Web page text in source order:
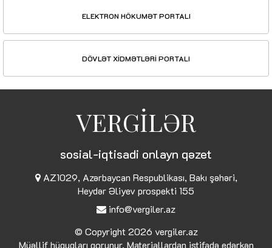
ELEKTRON HÖKUMƏT PORTALI
DÖVLƏT XİDMƏTLƏRİ PORTALI
VERGİLƏR
sosial-iqtisadi onlayn qəzet
AZ1029, Azərbaycan Respublikası, Bakı şəhəri,
Heydər Əliyev prospekti 155
info@vergiler.az
© Copyright 2026 vergiler.az
Müəllif hüquqları qorunur. Materiallardan istifadə edərkən